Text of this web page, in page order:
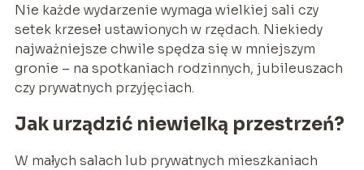
Nie każde wydarzenie wymaga wielkiej sali czy
setek krzeseł ustawionych w rzędach. Niekiedy
najważniejsze chwile spędza się w mniejszym
gronie – na spotkaniach rodzinnych, jubileuszach
czy prywatnych przyjęciach.
Jak urządzić niewielką przestrzeń?
W małych salach lub prywatnych mieszkaniach